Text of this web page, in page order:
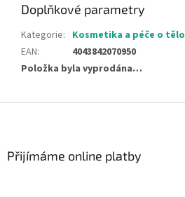
Doplňkové parametry
Kategorie: Kosmetika a péče o tělo
EAN:
4043842070950
Položka byla vyprodána…
Přijímáme online platby